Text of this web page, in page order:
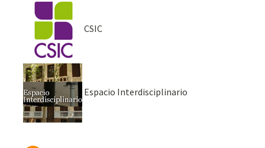
CSIC
Espacio Interdisciplinario